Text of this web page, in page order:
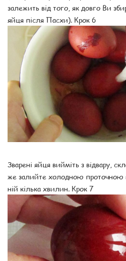
залежить від того, як довго Ви
яйця після Пасхи). Крок 6
Зварені яйця вийміть з відвару,
же залийте холодною проточною
ній кілька хвилин. Крок 7